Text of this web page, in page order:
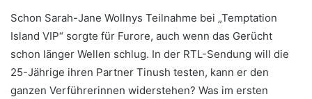
Schon Sarah-Jane Wollnys Teilnahme bei „Temptation
Island VIP“ sorgte für Furore, auch wenn das Gerücht
schon länger Wellen schlug. In der RTL-Sendung will die
25-Jährige ihren Partner Tinush testen, kann er den
ganzen Verführerinnen widerstehen? Was im ersten